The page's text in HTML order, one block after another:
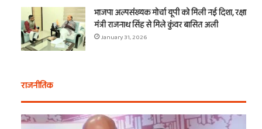
भाजपा अल्पसंख्यक मोर्चा यूपी को मिली नई दिशा, रक्षा
मंत्री राजनाथ सिंह से मिले कुंवर बासित अली
January 31, 2026
राजनीतिक